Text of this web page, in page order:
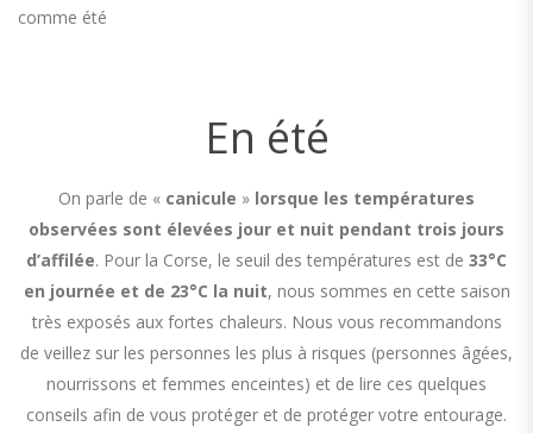
comme été
En été
On parle de « canicule » lorsque les températures
observées sont élevées jour et nuit pendant trois jours
d’affilée. Pour la Corse, le seuil des températures est de 33°C
en journée et de 23°C la nuit, nous sommes en cette saison
très exposés aux fortes chaleurs. Nous vous recommandons
de veillez sur les personnes les plus à risques (personnes âgées,
nourrissons et femmes enceintes) et de lire ces quelques
conseils afin de vous protéger et de protéger votre entourage.